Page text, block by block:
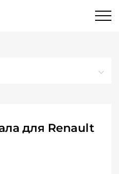
для Renault